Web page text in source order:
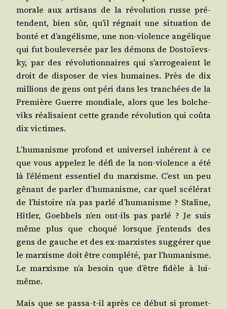
morale aux arti­sans de la révo­lu­tion russe pré­
tendent, bien sûr, qu’il régnait une situa­tion de
bon­té et d’angélisme, une non-vio­lence angé­lique
qui fut bou­le­ver­sée par les démons de Dos­toïevs­
ky, par des révo­lu­tion­naires qui s’arrogeaient le
droit de dis­po­ser de vies humaines. Près de dix
mil­lions de gens ont péri dans les tran­chées de la
Pre­mière Guerre mon­diale, alors que les bol­che­
viks réa­li­saient cette grande révo­lu­tion qui coû­ta
dix victimes.
L’humanisme pro­fond et uni­ver­sel inhé­rent à ce
que vous appe­lez le défi de la non-vio­lence a été
là l’élément essen­tiel du mar­xisme. C’est un peu
gênant de par­ler d’humanisme, car quel scé­lé­rat
de l’histoire n’a pas par­lé d’humanisme ? Sta­line,
Hit­ler, Goeb­bels n’en ont-ils pas par­lé ? Je suis
même plus que cho­qué lorsque j’entends des
gens de gauche et des ex-mar­xistes sug­gé­rer que
le mar­xisme doit être com­plé­té, par l’humanisme.
Le mar­xisme n’a besoin que d’être fidèle à lui-
même.
Mais que se pas­sa-t-il après ce début si pro­met­